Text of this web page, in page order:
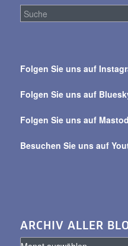
alle
Folgen Sie uns auf
Folgen Sie uns auf
Folgen Sie uns auf
Besuchen Sie uns auf
ARCHIV ALLER